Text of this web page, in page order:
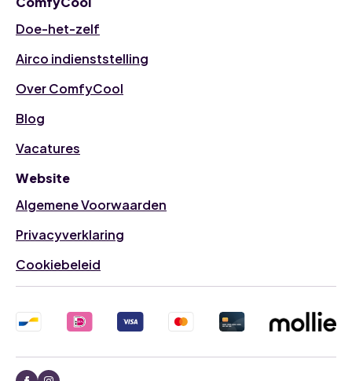
Doe-het-zelf
Airco indienststelling
Over ComfyCool
Blog
Vacatures
Website
Algemene Voorwaarden
Privacyverklaring
Cookiebeleid